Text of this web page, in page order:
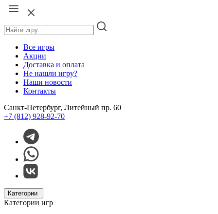
Все игры
Акции
Доставка и оплата
Не нашли игру?
Наши новости
Контакты
Санкт-Петербург, Литейный пр. 60
+7 (812) 928-92-70
Категории
Категории игр